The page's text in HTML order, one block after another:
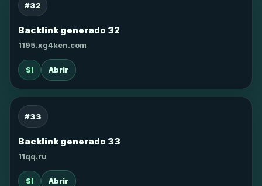
#32
Backlink generado 32
1195.xg4ken.com
SI Abrir
#33
Backlink generado 33
11qq.ru
SI Abrir